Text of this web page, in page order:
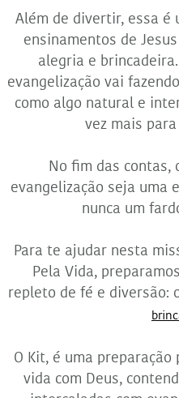
Além de divertir, essa é
ensinamentos de
alegria e
evangelização vai
como algo natural e
vez mais
No fim das contas,
evangelização seja uma
nunca um
Para te ajudar nesta
Pela Vida,
repleto de fé e diversão:
O Kit, é uma
vida com Deus,